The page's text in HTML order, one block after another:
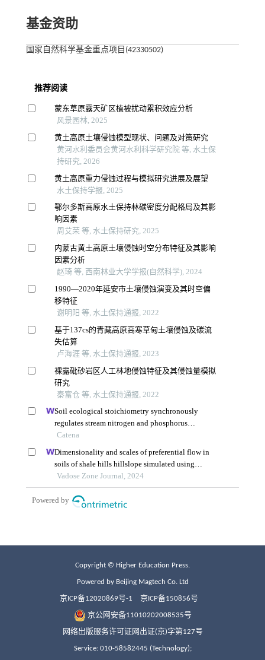
基金资助
国家自然科学基金重点项目(42330502)
Copyright © Higher Education Press.
Powered by Beijing Magtech Co. Ltd
京ICP备12020869号-1 京ICP备150856号
京公网安备11010202008535号
网络出版服务许可证网出证(京)字第127号
Service: 010-58582445 (Technology);